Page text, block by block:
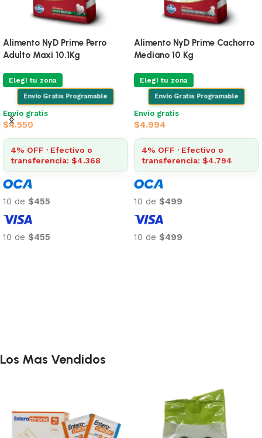
Alimento NyD Prime Perro
Adulto Maxi 10.1Kg
Elegí tu zona
Envío Gratis Programable
Envío gratis
$4.550
4% OFF · Efectivo o
transferencia: $4.368
10 de $455
10 de $455
Alimento NyD Prime Cachorro
Mediano 10 Kg
Elegí tu zona
Envío Gratis Programable
Envío gratis
$4.994
4% OFF · Efectivo o
transferencia: $4.794
10 de $499
10 de $499
Los Mas Vendidos